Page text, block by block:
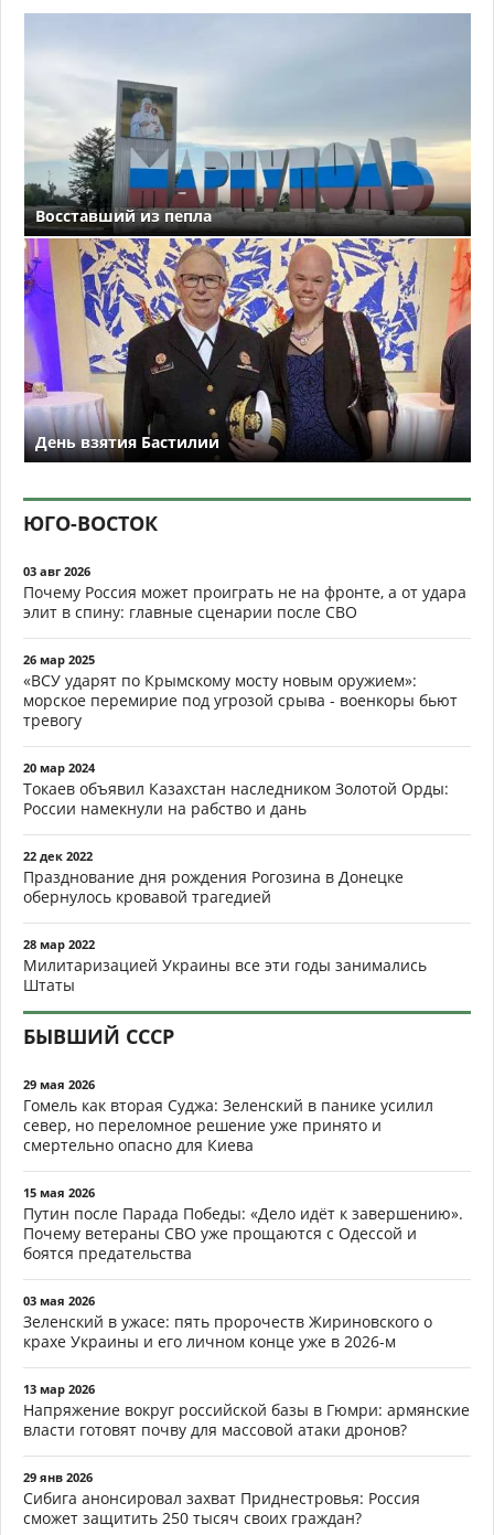
Восставший из пепла
День взятия Бастилии
ЮГО-ВОСТОК
03 авг 2026
Почему Россия может проиграть не на фронте, а от удара
элит в спину: главные сценарии после СВО
26 мар 2025
«ВСУ ударят по Крымскому мосту новым оружием»:
морское перемирие под угрозой срыва - военкоры бьют
тревогу
20 мар 2024
Токаев объявил Казахстан наследником Золотой Орды:
России намекнули на рабство и дань
22 дек 2022
Празднование дня рождения Рогозина в Донецке
обернулось кровавой трагедией
28 мар 2022
Милитаризацией Украины все эти годы занимались
Штаты
БЫВШИЙ СССР
29 мая 2026
Гомель как вторая Суджа: Зеленский в панике усилил
север, но переломное решение уже принято и
смертельно опасно для Киева
15 мая 2026
Путин после Парада Победы: «Дело идёт к завершению».
Почему ветераны СВО уже прощаются с Одессой и
боятся предательства
03 мая 2026
Зеленский в ужасе: пять пророчеств Жириновского о
крахе Украины и его личном конце уже в 2026-м
13 мар 2026
Напряжение вокруг российской базы в Гюмри: армянские
власти готовят почву для массовой атаки дронов?
29 янв 2026
Сибига анонсировал захват Приднестровья: Россия
сможет защитить 250 тысяч своих граждан?